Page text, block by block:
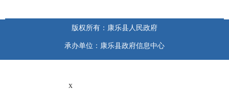
版权所有：康乐县人民政府
承办单位：康乐县政府信息中心
x